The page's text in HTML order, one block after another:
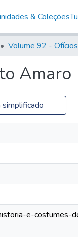
& Coleções
Amaro
simplificado
e-